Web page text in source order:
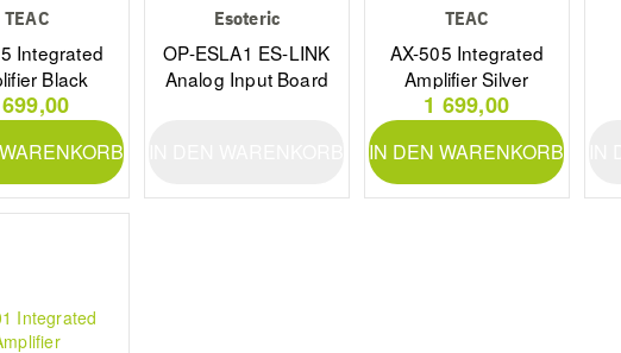
TEAC
Integrated
Black
Esoteric
OP-ESLA1 ES-LINK
Analog Input Board
TEAC
AX-505 Integrated
Amplifier Silver
1 699,00
IN DEN WARENKORB